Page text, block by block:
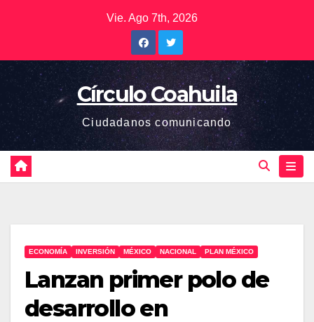
Vie. Ago 7th, 2026
Círculo Coahuila
Ciudadanos comunicando
ECONOMÍA INVERSIÓN MÉXICO NACIONAL PLAN MÉXICO
Lanzan primer polo de
desarrollo en